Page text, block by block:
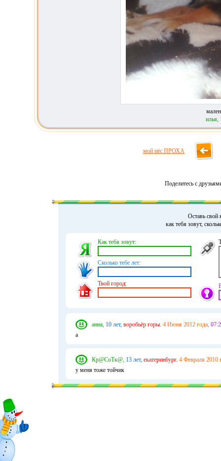
илья,
мой пёс ПРОХА
Поделитесь с
Оставь свой
как тебя зовут,
Как тебя зовут:
Сколько тебе лет:
Твой город:
анна, 10 лет, воробьёр горы. 4 Июня 2012 года,
а
Кр@СоТк@, 13 лет, екатеринбург. 4 Февраля 2010
у меня тоже тойчик